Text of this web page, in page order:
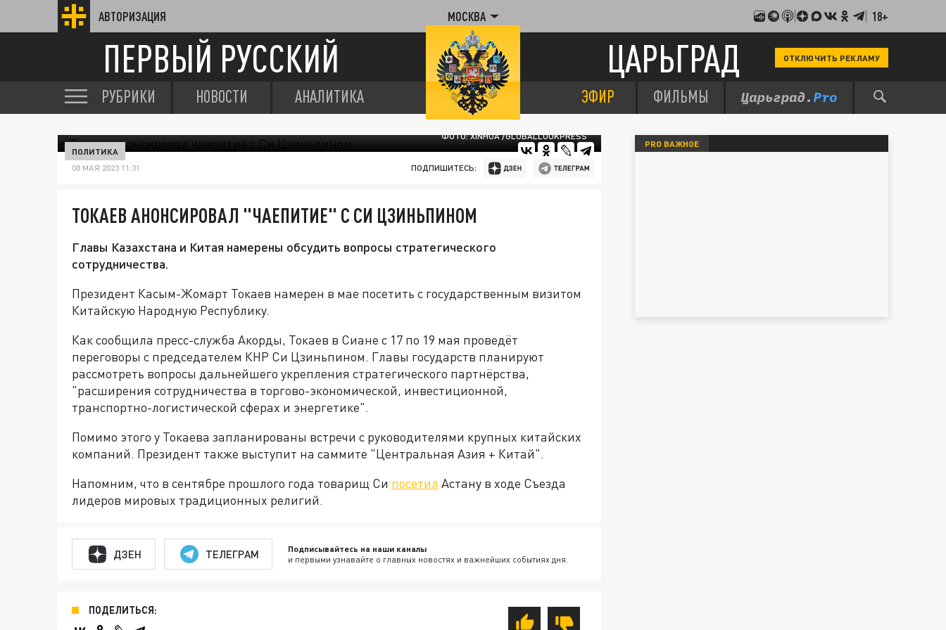
АВТОРИЗАЦИЯ МОСКВА 18+
ПЕРВЫЙ РУССКИЙ ЦАРЬГРАД ОТКЛЮЧИТЬ РЕКЛАМУ
РУБРИКИ НОВОСТИ АНАЛИТИКА ЭФИР ФИЛЬМЫ
ФОТО: XINHUA /GLOBALLOOKPRESS
ПОЛИТИКА
08 МАЯ 2023 11:31 ПОДПИШИТЕСЬ:
ТОКАЕВ АНОНСИРОВАЛ "ЧАЕПИТИЕ" С СИ ЦЗИНЬПИНОМ
Главы Казахстана и Китая намерены обсудить вопросы стратегического
сотрудничества.
Президент Касым-Жомарт Токаев намерен в мае посетить с государственным визитом
Китайскую Народную Республику.
Как сообщила пресс-служба Акорды, Токаев в Сиане с 17 по 19 мая проведёт
переговоры с председателем КНР Си Цзиньпином. Главы государств планируют
рассмотреть вопросы дальнейшего укрепления стратегического партнёрства,
"расширения сотрудничества в торгово-экономической, инвестиционной,
транспортно-логистической сферах и энергетике".
Помимо этого у Токаева запланированы встречи с руководителями крупных китайских
компаний. Президент также выступит на саммите "Центральная Азия + Китай".
Напомним, что в сентябре прошлого года товарищ Си посетил Астану в ходе Съезда
лидеров мировых традиционных религий.
ДЗЕН ТЕЛЕГРАМ Подписывайтесь на наши каналы
и первыми узнавайте о главных новостях и важнейших событиях дня.
ПОДЕЛИТЬСЯ:
PRO ВАЖНОЕ